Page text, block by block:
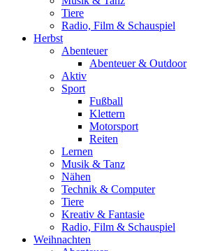
Tiere
Radio, Film & Schauspiel
Herbst
Abenteuer
Abenteuer & Outdoor
Aktiv
Sport
Fußball
Klettern
Motorsport
Reiten
Lernen
Musik & Tanz
Nähen
Technik & Computer
Tiere
Kreativ & Fantasie
Radio, Film & Schauspiel
Weihnachten